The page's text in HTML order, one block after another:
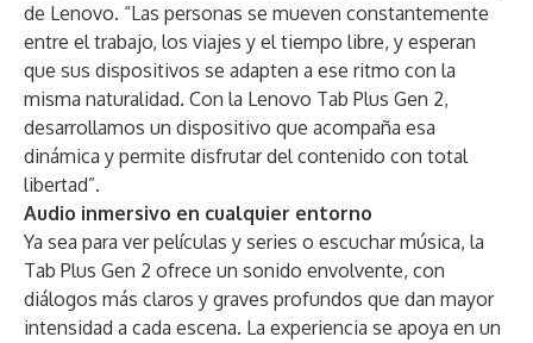
de Lenovo. “Las personas se mueven constantemente
entre el trabajo, los viajes y el tiempo libre, y esperan
que sus dispositivos se adapten a ese ritmo con la
misma naturalidad. Con la Lenovo Tab Plus Gen 2,
desarrollamos un dispositivo que acompaña esa
dinámica y permite disfrutar del contenido con total
libertad”.
Audio inmersivo en cualquier entorno
Ya sea para ver películas y series o escuchar música, la
Tab Plus Gen 2 ofrece un sonido envolvente, con
diálogos más claros y graves profundos que dan mayor
intensidad a cada escena. La experiencia se apoya en un